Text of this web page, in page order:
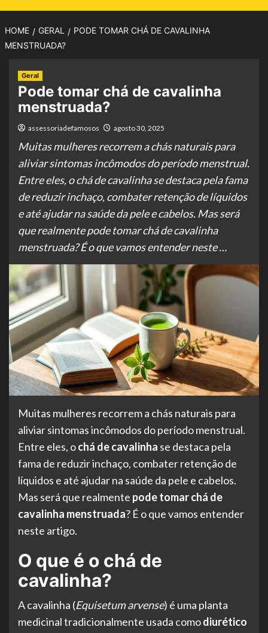
HOME GERAL
PODE TOMAR CHÁ DE CAVALINHA
MENSTRUADA?
Geral
Pode tomar chá de cavalinha
menstruada?
assessoriadefamosos agosto 30, 2025
Muitas mulheres recorrem a chás naturais para
aliviar sintomas incômodos do período menstrual.
Entre eles, o chá de cavalinha se destaca pela fama
de reduzir inchaço, combater retenção de líquidos
e até ajudar na saúde da pele e cabelos. Mas será
que realmente pode tomar chá de cavalinha
menstruada? É o que vamos entender neste …
Muitas mulheres recorrem a chás naturais para
aliviar sintomas incômodos do período menstrual.
Entre eles, ochá de cavalinha se destaca pela
fama de reduzir inchaço, combater retenção de
líquidos e até ajudar na saúde da pele e cabelos.
Mas será que realmente pode tomar chá de
cavalinha menstruada? É o que vamos entender
neste artigo.
O que é o chá de
cavalinha?
A cavalinha (Equisetum arvense) é uma planta
medicinal tradicionalmente usada comodiurético